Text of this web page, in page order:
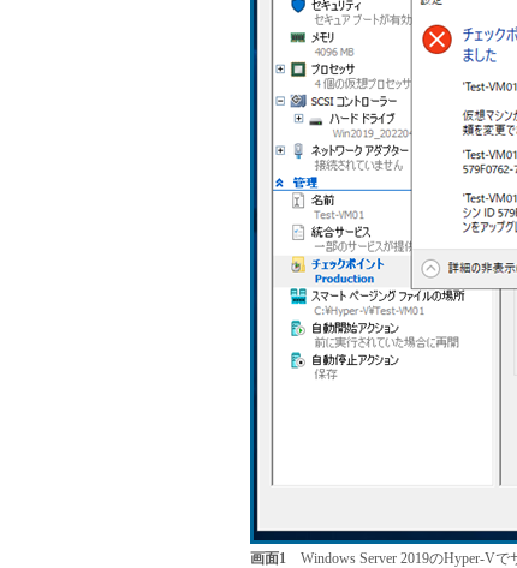
画面1Windows Server 2019のHyper-Vで